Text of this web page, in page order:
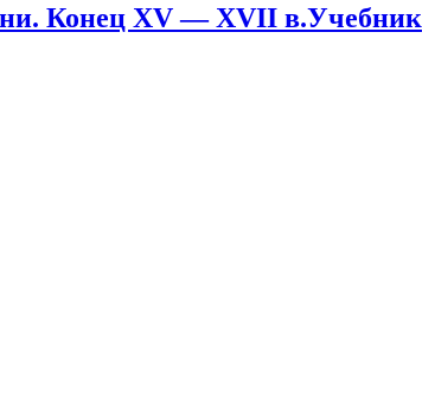
Конец XV — XVII в.Учебник